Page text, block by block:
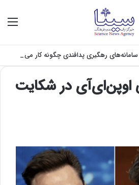
موشک‌های بالستیک و سامانه‌های رهگیری پدافندی چگونه کار می کنند؟
اوپن‌ای‌آی در شکایت